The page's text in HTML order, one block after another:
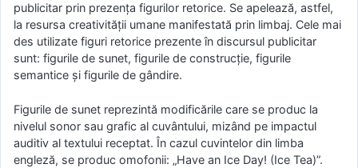
publicitar prin prezența figurilor retorice. Se apelează, astfel,
la resursa creativității umane manifestată prin limbaj. Cele mai
des utilizate figuri retorice prezente în discursul publicitar
sunt: figurile de sunet, figurile de construcție, figurile
semantice și figurile de gândire.
Figurile de sunet reprezintă modificările care se produc la
nivelul sonor sau grafic al cuvântului, mizând pe impactul
auditiv al textului receptat. În cazul cuvintelor din limba
engleză, se produc omofonii: „Have an Ice Day! (Ice Tea)”.